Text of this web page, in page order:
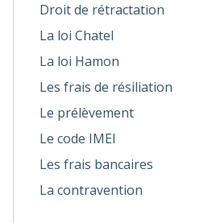
Droit de rétractation
La loi Chatel
La loi Hamon
Les frais de résiliation
Le prélèvement
Le code IMEI
Les frais bancaires
La contravention